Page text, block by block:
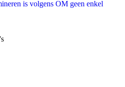
is volgens OM geen enkel